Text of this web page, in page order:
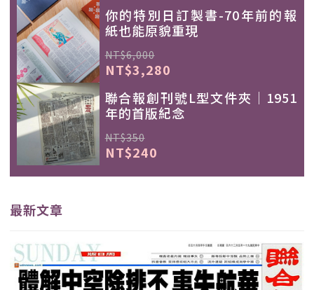
你的特別日訂製書-70年前的報
紙也能原貌重現
NT$6,000
NT$3,280
聯合報創刊號L型文件夾｜1951
年的首版紀念
NT$350
NT$240
最新文章